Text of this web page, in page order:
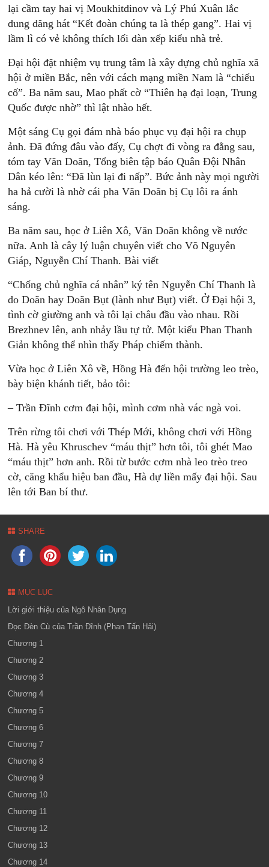
lại cầm tay hai vị Moukhitdinov và Lý Phú Xuân lắc
dung dăng hát “Kết đoàn chúng ta là thép gang”. Hai vị
lầm lì có vẻ không thích lối dàn xếp kiểu nhà trẻ.
Đại hội đặt nhiệm vụ trung tâm là xây dựng chủ nghĩa xã
hội ở miền Bắc, nên với cách mạng miền Nam là “chiếu
cố”. Ba năm sau, Mao phất cờ “Thiên hạ đại loạn, Trung
Quốc được nhờ” thì lật nhào hết.
Một sáng Cụ gọi đám nhà báo phục vụ đại hội ra chụp
ảnh. Đã đứng đâu vào đấy, Cụ chợt đi vòng ra đằng sau,
tóm tay Văn Doãn, Tổng biên tập báo Quân Đội Nhân
Dân kéo lên: “Đã lùn lại đi nấp”. Bức ảnh này mọi người
ha hả cười là nhờ cái pha Văn Doãn bị Cụ lôi ra ánh
sáng.
Ba năm sau, học ở Liên Xô, Văn Doãn không về nước
nữa. Anh là cây lý luận chuyên viết cho Võ Nguyên
Giáp, Nguyễn Chí Thanh. Bài viết
“Chống chủ nghĩa cá nhân” ký tên Nguyễn Chí Thanh là
do Doãn hay Doãn Bụt (lành như Bụt) viết. Ở Đại hội 3,
tình cờ giường anh và tôi lại châu đầu vào nhau. Rồi
Brezhnev lên, anh nhảy lầu tự tử. Một kiểu Phan Thanh
Giản không thể nhìn thấy Pháp chiếm thành.
Vừa học ở Liên Xô về, Hồng Hà đến hội trường leo trèo,
bày biện khánh tiết, bảo tôi:
– Trần Đĩnh cơm đại hội, mình cơm nhà vác ngà voi.
Trên rừng tôi chơi với Thép Mới, không chơi với Hồng
Hà. Hà yêu Khruschev “máu thịt” hơn tôi, tôi ghét Mao
“máu thịt” hơn anh. Rồi từ bước cơm nhà leo trèo treo
cờ, căng khẩu hiệu ban đầu, Hà dự liền mấy đại hội. Sau
lên tới Ban bí thư.
SHARE
MỤC LỤC
Lời giới thiệu của Ngô Nhân Dụng
Đọc Đèn Cù của Trần Đĩnh (Phan Tấn Hải)
Chương 1
Chương 2
Chương 3
Chương 4
Chương 5
Chương 6
Chương 7
Chương 8
Chương 9
Chương 10
Chương 11
Chương 12
Chương 13
Chương 14